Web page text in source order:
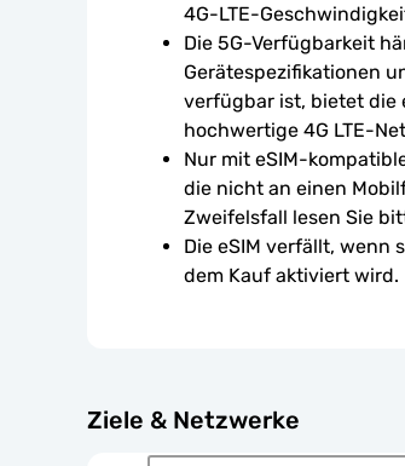
4G-LTE-
Die 5G-Verfügbarkeit
Gerätespezifikationen
verfügbar ist, bietet die
hochwertige 4G LTE-
Nur mit eSIM-
die nicht an einen
Zweifelsfall lesen Sie
Die eSIM verfällt, wenn
dem Kauf aktiviert wird.
Ziele & Netzwerke